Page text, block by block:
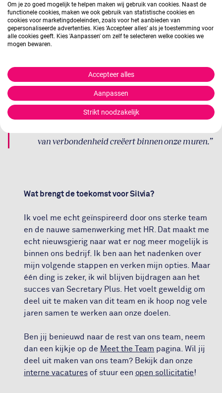
Niet alleen zijn het de assistants die ons gezicht
naar buiten toe vormen, maar het is ook de interne
cultuur die het verschil maakt. Collega's waaronder
algemeen directeur Marloes brengen een warmte
verbondenheid creëert binnen onze muren.”
van verbondenheid creëert binnen onze muren.
Wat brengt de toekomst voor Silvia?
Ik voel me echt geïnspireerd door ons sterke team
en de nauwe samenwerking met HR. Dat maakt me
echt nieuwsgierig naar wat er nog meer mogelijk is
binnen ons bedrijf. Ik ben aan het nadenken over
mijn volgende stappen en verken mijn opties. Maar
één ding is zeker, ik wil blijven bijdragen aan het
succes van Secretary Plus. Het voelt geweldig om
deel uit te maken van dit team en ik hoop nog vele
jaren samen te werken aan onze doelen.
Ben jij benieuwd naar de rest van ons team, neem
dan een kijkje op de Meet the Team pagina. Wil jij
deel uit maken van ons team? Bekijk dan onze
interne vacaturesof stuur een open sollicitatie!
Om je zo goed mogelijk te helpen maken wij gebruik van cookies. Naast de
functionele cookies, maken we ook gebruik van statistische cookies en
cookies voor marketingdoeleinden, zoals voor het aanbieden van
gepersonaliseerde advertenties. Kies ‘Accepteer alles’ als je toestemming voor
alle cookies geeft. Kies 'Aanpassen' om zelf te selecteren welke cookies we
mogen bewaren.
Accepteer alles
Aanpassen
Strikt noodzakelijk